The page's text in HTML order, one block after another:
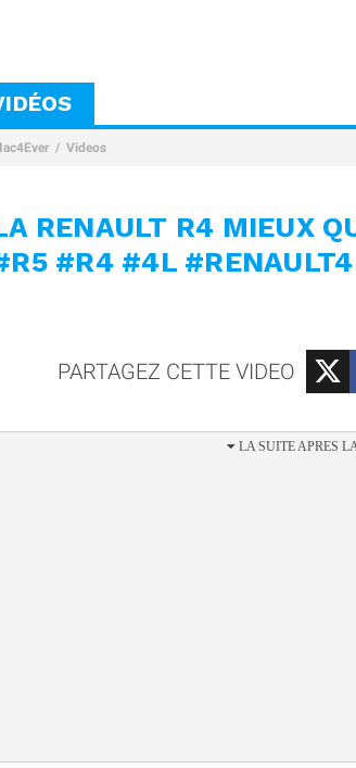
Videos
RENAULT R4 MIEUX
#R4 #4L #RENAULT4
PARTAGEZ CETTE VIDEO